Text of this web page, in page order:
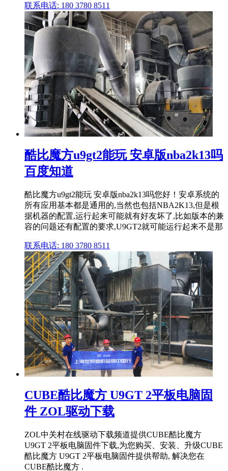
联系电话: 180 3780 8511
酷比魔方u9gt2能玩 安卓版nba2k13吗
百度知道
酷比魔方u9gt2能玩 安卓版nba2k13吗您好！安卓系统的
所有应用基本都是通用的,当然也包括NBA2K13,但是根
据机器的配置,运行起来可能就有好友坏了,比如版本的兼
容的问题还有配置的要求,U9GT2就可能运行起来不是那
联系电话: 180 3780 8511
CUBE酷比魔方 U9GT 2平板电脑固
件 ZOL驱动下载
ZOL中关村在线驱动下载频道提供CUBE酷比魔方
U9GT 2平板电脑固件下载,为您购买、安装、升级CUBE
酷比魔方 U9GT 2平板电脑固件提供帮助, 解决您在
CUBE酷比魔方 .